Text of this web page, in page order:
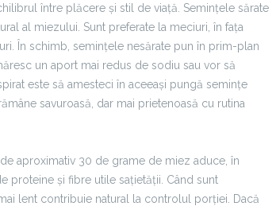
între plăcere și stil de viață. Semințele sărate
al miezului. Sunt preferate la meciuri, în fața
În schimb, semințele nesărate pun în prim-plan
un aport mai redus de sodiu sau vor să
este să amesteci în aceeași pungă semințe
savuroasă, dar mai prietenoasă cu rutina
aproximativ 30 de grame de miez aduce, în
proteine și fibre utile sațietății. Când sunt
lent contribuie natural la controlul porției. Dacă